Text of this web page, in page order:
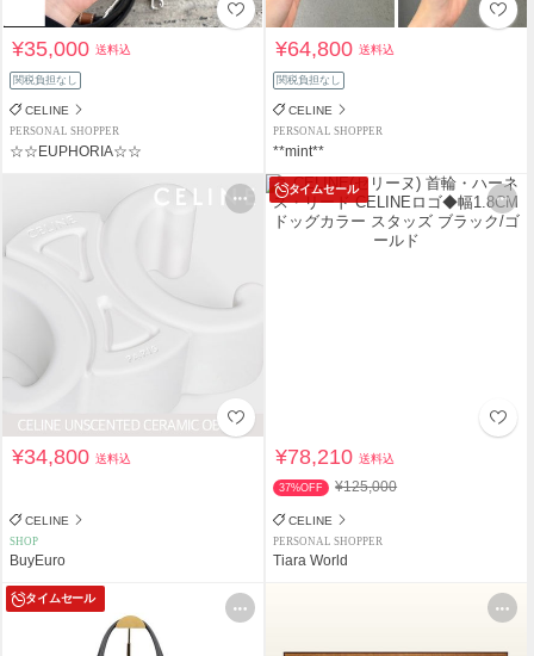
¥35,000送料込
関税負担なし
CELINE
PERSONAL SHOPPER
☆☆EUPHORIA☆☆
¥64,800送料込
関税負担なし
CELINE
PERSONAL SHOPPER
**mint**
¥34,800送料込
CELINE
SHOP
BuyEuro
タイムセール
¥78,210送料込
37%OFF ¥125,000
CELINE
PERSONAL SHOPPER
Tiara World
タイムセール